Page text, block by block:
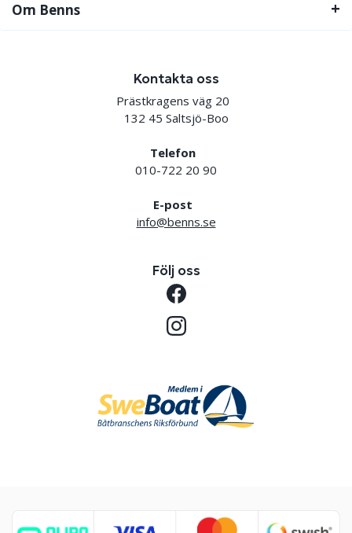
Om Benns
Kontakta oss
Prästkragens väg 20
132 45 Saltsjö-Boo
Telefon
010-722 20 90
E-post
info@benns.se
Följ oss